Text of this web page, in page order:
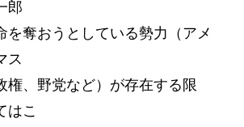
郎
を奪おうとしている勢力（アメ
ス
権、野党など）が存在する限
はこ